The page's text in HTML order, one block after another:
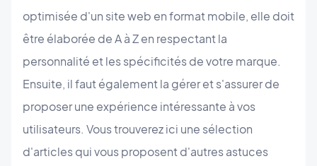
optimisée d'un site web en format mobile, elle doit
être élaborée de A à Z en respectant la
personnalité et les spécificités de votre marque.
Ensuite, il faut également la gérer et s'assurer de
proposer une expérience intéressante à vos
utilisateurs. Vous trouverez ici une sélection
d'articles qui vous proposent d'autres astuces